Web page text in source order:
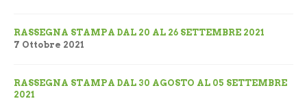
RASSEGNA STAMPA DAL 20 AL 26 SETTEMBRE 2021
7 Ottobre 2021
RASSEGNA STAMPA DAL 30 AGOSTO AL 05 SETTEMBRE
2021